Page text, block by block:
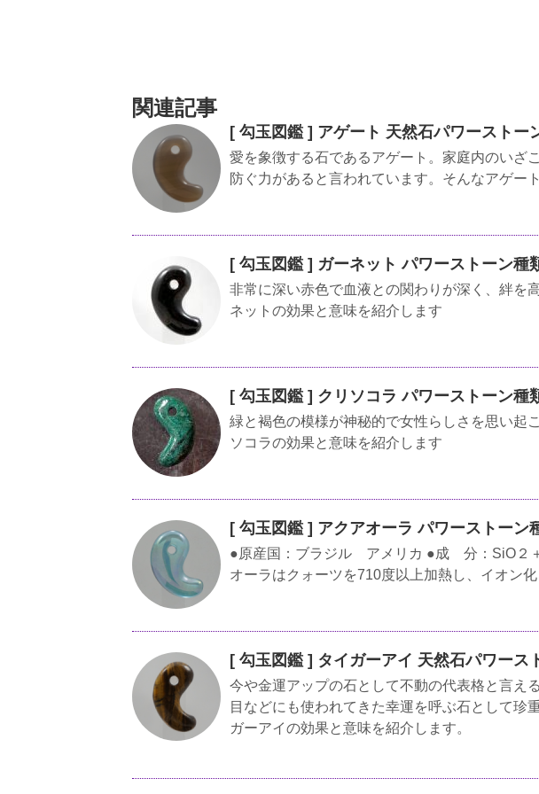
関連記事
[ 勾玉図鑑 ] アゲート 天然石パワーストー
愛を象徴する石であるアゲート。家庭内のいざ
防ぐ力があると言われています。そんなアゲー
[ 勾玉図鑑 ] ガーネット パワーストーン種
非常に深い赤色で血液との関わりが深く、絆を
ネットの効果と意味を紹介します
[ 勾玉図鑑 ] クリソコラ パワーストーン種
緑と褐色の模様が神秘的で女性らしさを思い起
ソコラの効果と意味を紹介します
[ 勾玉図鑑 ] アクアオーラ パワーストーン
●原産国：ブラジル アメリカ ●成 分：SiO２
オーラはクォーツを710度以上加熱し、イオン
[ 勾玉図鑑 ] タイガーアイ 天然石パワース
今や金運アップの石として不動の代表格と言え
目などにも使われてきた幸運を呼ぶ石として珍
ガーアイの効果と意味を紹介します。